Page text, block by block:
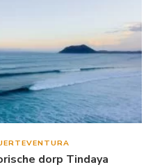
dorp Tindaya